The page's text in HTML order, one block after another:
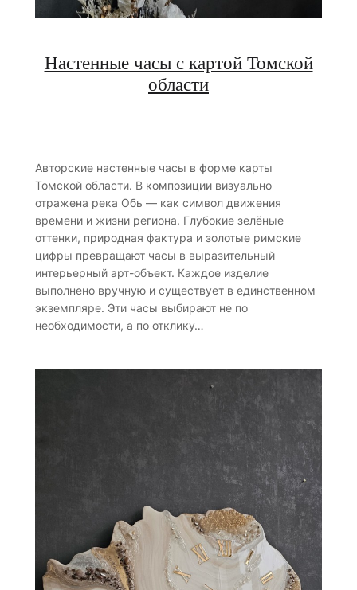
Настенные часы с картой Томской
области
Авторские настенные часы в форме карты
Томской области. В композиции визуально
отражена река Обь — как символ движения
времени и жизни региона. Глубокие зелёные
оттенки, природная фактура и золотые римские
цифры превращают часы в выразительный
интерьерный арт-объект. Каждое изделие
выполнено вручную и существует в единственном
экземпляре. Эти часы выбирают не по
необходимости, а по отклику…